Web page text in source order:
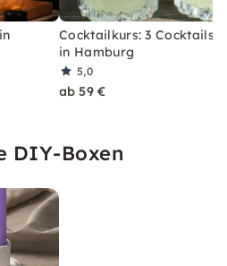
Cocktailkurs: 3 Cocktails
in Hamburg
5,0
ab 59 €
DIY-Boxen